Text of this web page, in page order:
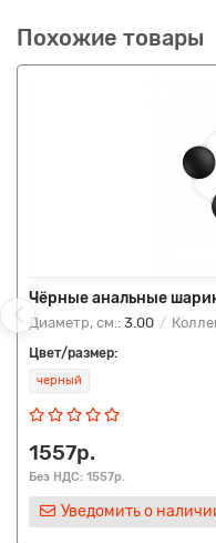
Похожие товары
Чёрные анальные
Диаметр, см.: 3.00
Цвет/размер:
черный
1557р.
Без НДС: 1557р.
Уведомить о